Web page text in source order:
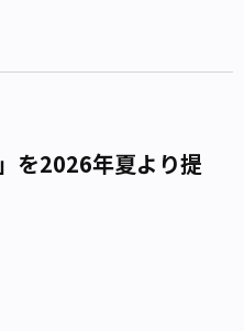
を2026年夏より提